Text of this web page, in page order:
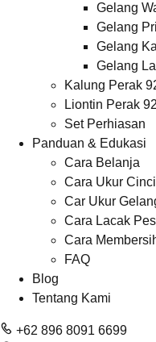
Gelang
Gelang
Gelang
Gelang
Kalung Perak
Liontin Perak
Set Perhiasan
Panduan & Edukasi
Cara Belanja
Cara Ukur
Car Ukur
Cara Lacak
Cara
FAQ
Blog
Tentang Kami
+62 896 8091 6699